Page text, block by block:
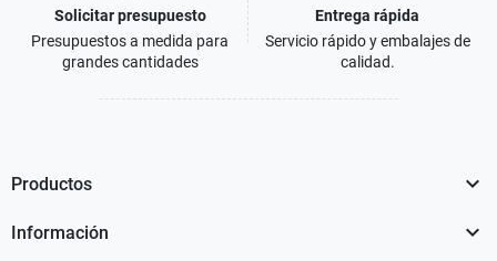
Solicitar presupuesto
Presupuestos a medida para
grandes cantidades
Entrega rápida
Servicio rápido y embalajes de
calidad.
Productos 
Información 